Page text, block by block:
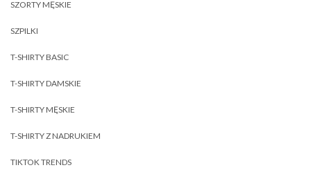
SZORTY MĘSKIE
SZPILKI
T-SHIRTY BASIC
T-SHIRTY DAMSKIE
T-SHIRTY MĘSKIE
T-SHIRTY Z NADRUKIEM
TIKTOK TRENDS